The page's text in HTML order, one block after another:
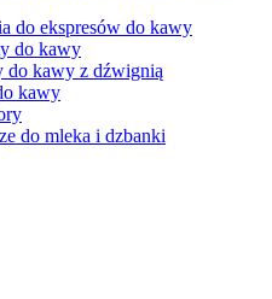
do ekspresów do kawy
do kawy
do kawy z dźwignią
kawy
do mleka i dzbanki